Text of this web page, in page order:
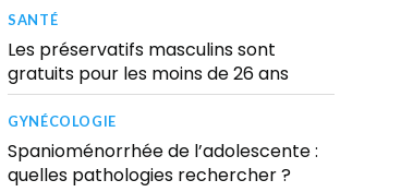
SANTÉ
Les préservatifs masculins sont
gratuits pour les moins de 26 ans
GYNÉCOLOGIE
Spanioménorrhée de l’adolescente :
quelles pathologies rechercher ?